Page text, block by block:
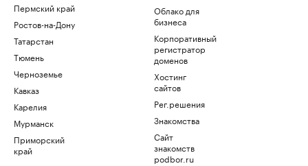
Пермский край
Ростов-на-Дону
Татарстан
Тюмень
Черноземье
Кавказ
Карелия
Мурманск
Приморский
край
Облако для
бизнеса
Корпоративный
регистратор
доменов
Хостинг
сайтов
Рег.решения
Знакомства
Сайт
знакомств
podbor.ru